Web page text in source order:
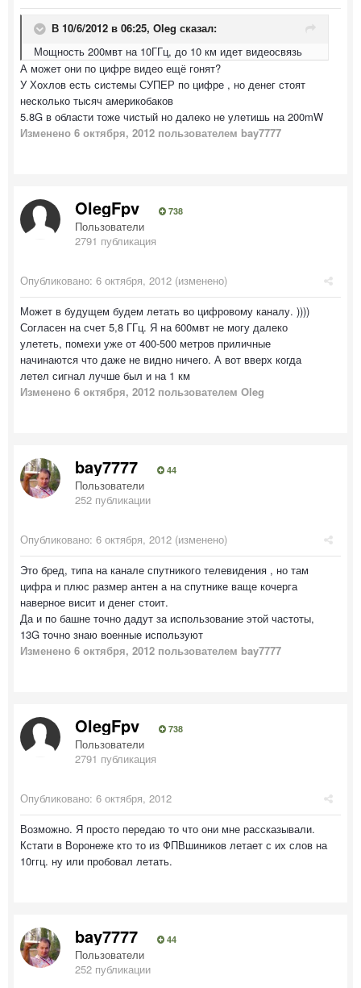
В 10/6/2012 в 06:25, Oleg сказал:
Мощность 200мвт на 10ГГц, до 10 км идет видеосвязь
А может они по цифре видео ещё гонят?
У Хохлов есть системы СУПЕР по цифре , но денег стоят
несколько тысяч америкобаков
5.8G в области тоже чистый но далеко не улетишь на 200mW
Изменено 6 октября, 2012 пользователем bay7777
OlegFpv 738
Пользователи
2791 публикация
Опубликовано: 6 октября, 2012 (изменено)
Может в будущем будем летать во цифровому каналу. ))))
Согласен на счет 5,8 ГГц. Я на 600мвт не могу далеко
улететь, помехи уже от 400-500 метров приличные
начинаются что даже не видно ничего. А вот вверх когда
летел сигнал лучше был и на 1 км
Изменено 6 октября, 2012 пользователем Oleg
bay7777 44
Пользователи
252 публикации
Опубликовано: 6 октября, 2012 (изменено)
Это бред, типа на канале спутникого телевидения , но там
цифра и плюс размер антен а на спутнике ваще кочерга
наверное висит и денег стоит.
Да и по башне точно дадут за использование этой частоты,
13G точно знаю военные используют
Изменено 6 октября, 2012 пользователем bay7777
OlegFpv 738
Пользователи
2791 публикация
Опубликовано: 6 октября, 2012
Возможно. Я просто передаю то что они мне рассказывали.
Кстати в Воронеже кто то из ФПВшиников летает с их слов на
10ггц. ну или пробовал летать.
bay7777 44
Пользователи
252 публикации